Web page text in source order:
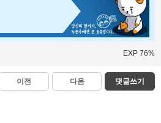
EXP 76%
이전 다음 댓글쓰기